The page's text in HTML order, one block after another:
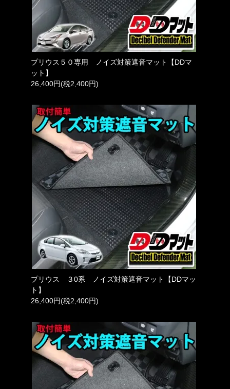
プリウス５０専用 ノイズ対策遮音マット【DDマ
ット】
26,400円(税2,400円)
プリウス ３0系 ノイズ対策遮音マット【DDマッ
ト】
26,400円(税2,400円)